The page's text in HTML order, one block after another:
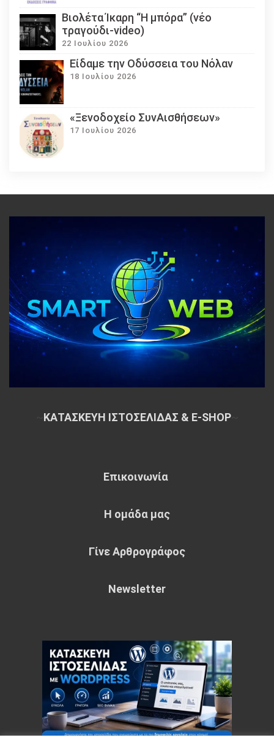
Βιολέτα Ίκαρη “Η μπόρα” (νέο
τραγούδι-video)
22 Ιουλίου 2026
Eίδαμε την Οδύσσεια του Νόλαν
18 Ιουλίου 2026
«Ξενοδοχείο ΣυνΑισθήσεων»
17 Ιουλίου 2026
ΚΑΤΑΣΚΕΥΗ ΙΣΤΟΣΕΛΙΔΑΣ & E-SHOP~
Επικοινωνία
Η ομάδα μας
Γίνε Αρθρογράφος
Newsletter